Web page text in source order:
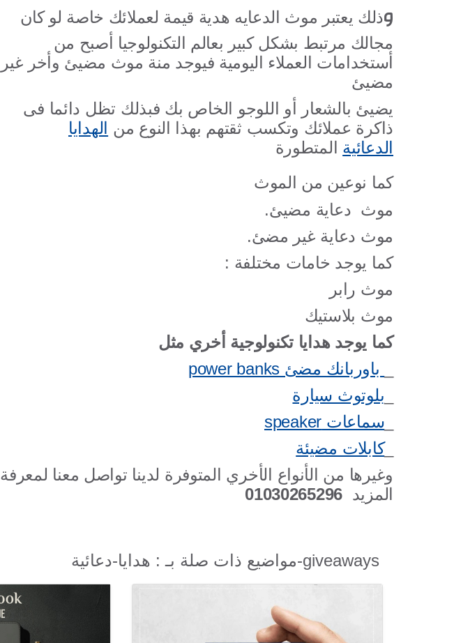
وذلك يعتبر موث الدعايه هدية قيمة لعملائك خاصة لو كان
مجالك مرتبط بشكل كبير بعالم التكنولوجيا أصبح من
أستخدامات العملاء اليومية فيوجد منة موث مضيئ وأخر غير
مضيئ
يضيئ بالشعار أو اللوجو الخاص بك فبذلك تظل دائما فى
ذاكرة عملائك وتكسب ثقتهم بهذا النوع من الهدايا
الدعائية المتطورة
كما نوعين من الموث
موث دعاية مضيئ.
موث دعاية غير مضئ.
كما يوجد خامات مختلفة :
موث رابر
موث بلاستيك
كما يوجد هدايا تكنولوجية أخري مثل
باوربانك مضئpower banks
بلوتوث سيارة
سماعات speaker
_كابلات مضيئة
وغيرها من الأنواع الأخري المتوفرة لدينا تواصل معنا لمعرفة
المزيد 01030265296
مواضيع ذات صلة بـ : هدايا-دعائية-giveaways